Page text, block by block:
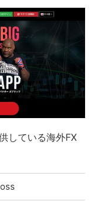
している海外FX